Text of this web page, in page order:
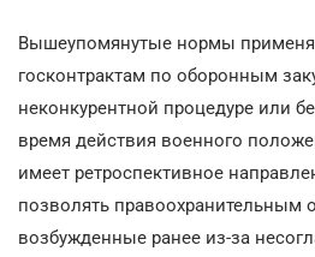
Вышеупомянутые нормы
госконтрактам по оборонным
неконкурентной процедуре или
время действия военного
имеет ретроспективное
позволять правоохранительным
возбужденные ранее из-за